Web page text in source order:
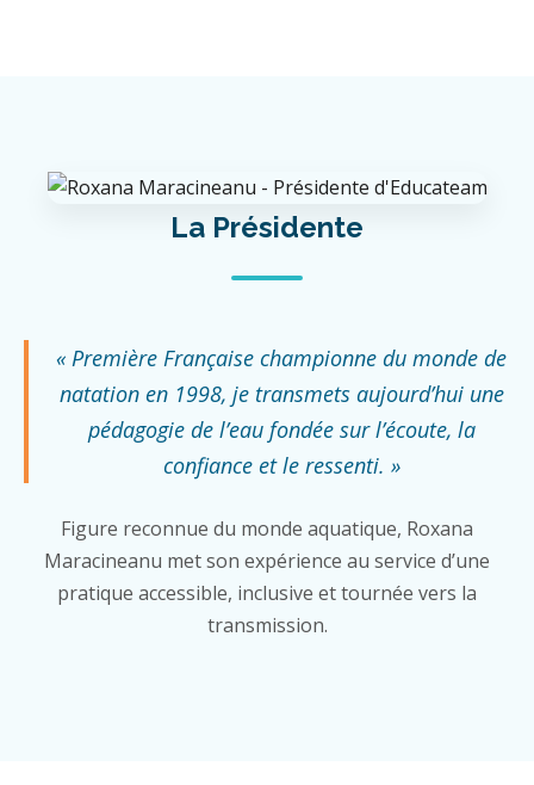
La Présidente
« Première Française championne du monde de
natation en 1998, je transmets aujourd’hui une
pédagogie de l’eau fondée sur l’écoute, la
confiance et le ressenti. »
Figure reconnue du monde aquatique, Roxana
Maracineanu met son expérience au service d’une
pratique accessible, inclusive et tournée vers la
transmission.